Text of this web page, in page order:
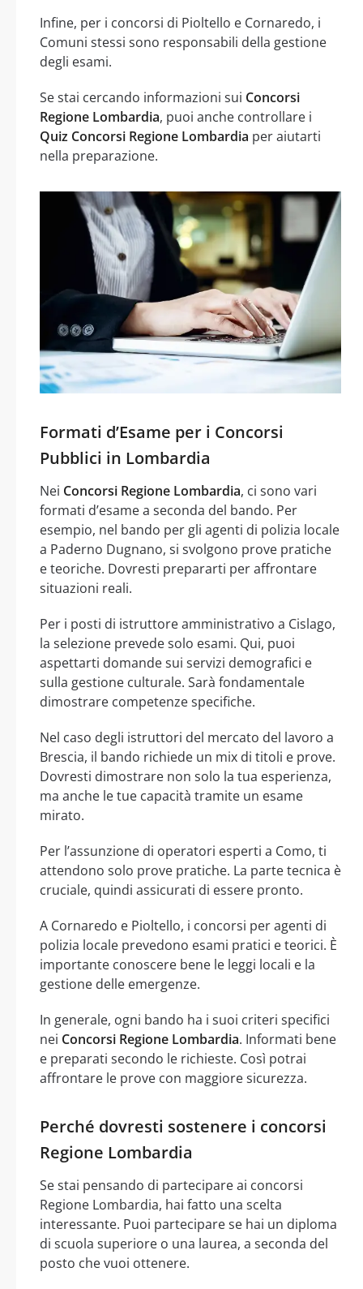
Infine, per i concorsi di Pioltello e Cornaredo, i
Comuni stessi sono responsabili della gestione
degli esami.
Se stai cercando informazioni sui Concorsi
Regione Lombardia, puoi anche controllare i
Quiz Concorsi Regione Lombardia per aiutarti
nella preparazione.
Formati d’Esame per i Concorsi
Pubblici in Lombardia
Nei Concorsi Regione Lombardia, ci sono vari
formati d’esame a seconda del bando. Per
esempio, nel bando per gli agenti di polizia locale
a Paderno Dugnano, si svolgono prove pratiche
e teoriche. Dovresti prepararti per affrontare
situazioni reali.
Per i posti di istruttore amministrativo a Cislago,
la selezione prevede solo esami. Qui, puoi
aspettarti domande sui servizi demografici e
sulla gestione culturale. Sarà fondamentale
dimostrare competenze specifiche.
Nel caso degli istruttori del mercato del lavoro a
Brescia, il bando richiede un mix di titoli e prove.
Dovresti dimostrare non solo la tua esperienza,
ma anche le tue capacità tramite un esame
mirato.
Per l’assunzione di operatori esperti a Como, ti
attendono solo prove pratiche. La parte tecnica è
cruciale, quindi assicurati di essere pronto.
A Cornaredo e Pioltello, i concorsi per agenti di
polizia locale prevedono esami pratici e teorici. È
importante conoscere bene le leggi locali e la
gestione delle emergenze.
In generale, ogni bando ha i suoi criteri specifici
nei Concorsi Regione Lombardia. Informati bene
e preparati secondo le richieste. Così potrai
affrontare le prove con maggiore sicurezza.
Perché dovresti sostenere i concorsi
Regione Lombardia
Se stai pensando di partecipare ai concorsi
Regione Lombardia, hai fatto una scelta
interessante. Puoi partecipare se hai un diploma
di scuola superiore o una laurea, a seconda del
posto che vuoi ottenere.